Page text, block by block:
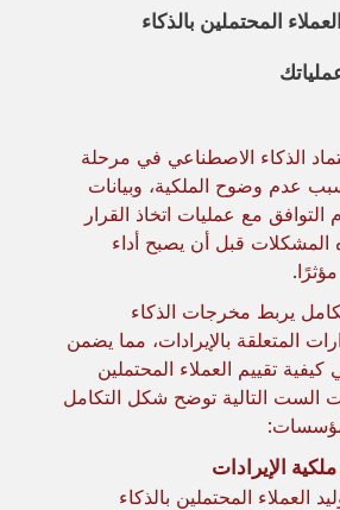
المحتملين بالذكاء
الذكاء الاصطناعي في مرحلة
عدم وضوح الملكية، وبيانات
مع عمليات اتخاذ القرار
المشكلات قبل أن يصبح أداء
يربط مخرجات الذكاء
المتعلقة بالإيرادات، مما يضمن
تقييم العملاء المحتملين
الست التالية توضح شكل التكامل
العملاء المحتملين بالذكاء